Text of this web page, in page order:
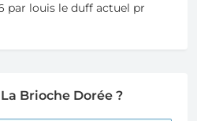
par louis le duff actuel pr
Brioche Dorée ?